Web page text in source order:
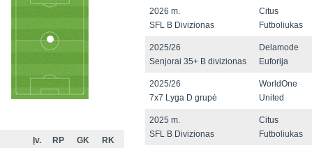
Įv. RP GK RK
2026 m.
SFL B Divizionas
Citus
Futboliukas
2025/26
Senjorai 35+ B divizionas
Delamode
Euforija
2025/26
7x7 Lyga D grupė
WorldOne
United
2025 m.
SFL B Divizionas
Citus
Futboliukas